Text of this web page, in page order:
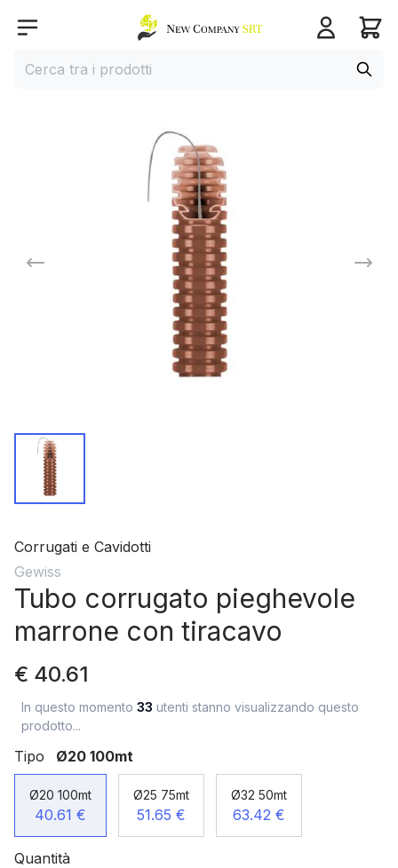
Open menu
Home page
Cerca
Corrugati e Cavidotti
Gewiss
Tubo corrugato pieghevole
marrone con tiracavo
€ 40.61
In questo momento 33 utenti stanno visualizzando questo
prodotto...
Tipo Ø20 100mt
Ø20 100mt
40.61 €
Ø25 75mt
51.65 €
Ø32 50mt
63.42 €
Quantità